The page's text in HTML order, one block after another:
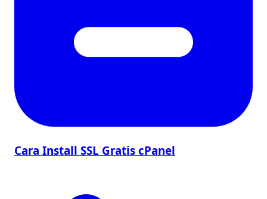
Cara Install SSL Gratis cPanel